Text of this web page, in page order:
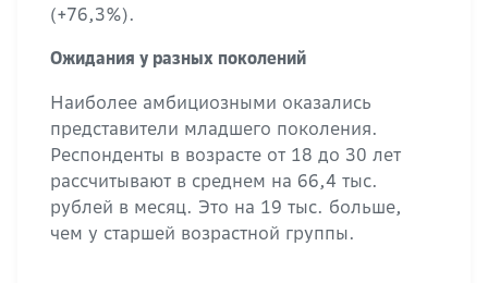
(+76,3%).
Ожидания у разных поколений
Наиболее амбициозными оказались
представители младшего поколения.
Респонденты в возрасте от 18 до 30 лет
рассчитывают в среднем на 66,4 тыс.
рублей в месяц. Это на 19 тыс. больше,
чем у старшей возрастной группы.